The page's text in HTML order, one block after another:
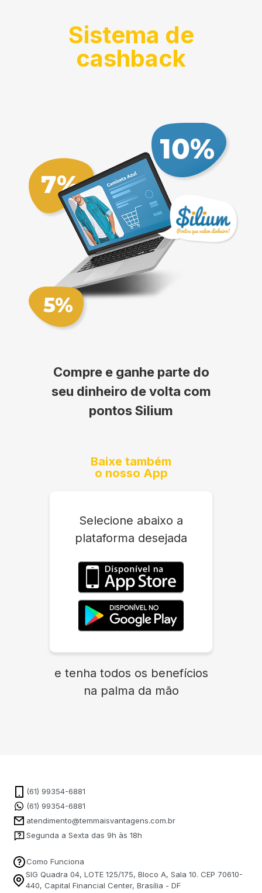
Sistema de
cashback
Compre e ganhe parte do
seu dinheiro de volta com
pontos Silium
Baixe também
o nosso App
e tenha todos os benefícios
na palma da mão
Selecione abaixo a
plataforma desejada
(61) 99354-6881
(61) 99354-6881
atendimento@temmaisvantagens.com.br
Segunda a Sexta das 9h às 18h
Como Funciona
SIG Quadra 04, LOTE 125/175, Bloco A, Sala 10. CEP 70610-
440, Capital Financial Center, Brasília - DF